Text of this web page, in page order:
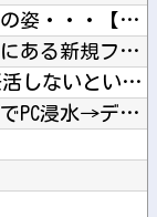
【日向坂46】 かほりん、ありのままの姿・・・【藤嶌果歩1s...
【日向坂46】 お悩み... 某メンバーにある新規ファンが誕...
【悲報】 ワイ(33)、明日嫁(34)と妊活しないといけなく...
【にじさんじ】 委員長、ゲリラ豪雨でPC浸水→データ完全消失...